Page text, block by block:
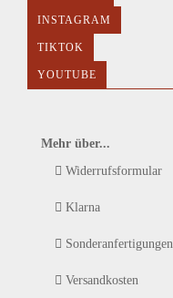
INSTAGRAM
TIKTOK
YOUTUBE
Mehr über...
Widerrufsformular
Klarna
Sonderanfertigungen
Versandkosten